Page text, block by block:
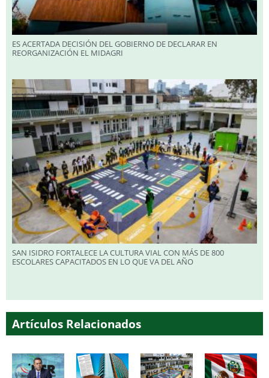
ES ACERTADA DECISIÓN DEL GOBIERNO DE DECLARAR EN
REORGANIZACIÓN EL MIDAGRI
SAN ISIDRO FORTALECE LA CULTURA VIAL CON MÁS DE 800
ESCOLARES CAPACITADOS EN LO QUE VA DEL AÑO
Artículos Relacionados